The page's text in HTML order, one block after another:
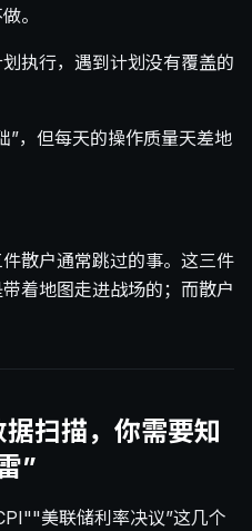
。
执行，遇到计划没有覆盖的
”，但每天的操作质量天差地
散户通常跳过的事。这三件
着地图走进战场的；而散户
扫描，你需要知
”
美联储利率决议”这几个